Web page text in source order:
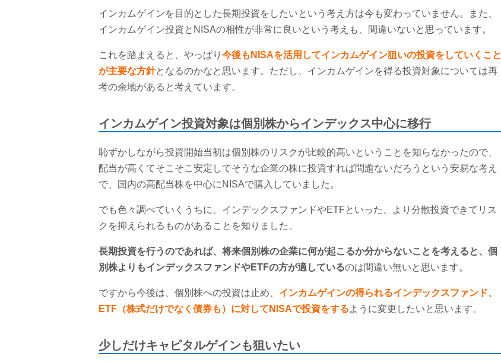
インカムゲインを目的とした長期投資をしたいという考え方は今も変わっていません。また、
インカムゲイン投資とNISAの相性が非常に良いという考えも、間違いないと思っています。
これを踏まえると、やっぱり 今後もNISAを活用してインカムゲイン狙いの投資をしていくこと
が主要な方針となるのかなと思います。ただし、インカムゲインを得る投資対象については再
考の余地があると考えています。
インカムゲイン投資対象は個別株からインデックス中心に移行
恥ずかしながら投資開始当初は個別株のリスクが比較的高いということを知らなかったので、
配当が高くてそこそこ安定してそうな企業の株に投資すれば問題ないだろうという安易な考え
で、国内の高配当株を中心にNISAで購入していました。
でも色々調べていくうちに、インデックスファンドやETFといった、より分散投資できてリス
クを抑えられるものがあることを知りました。
長期投資を行うのであれば、将来個別株の企業に何が起こるか分からないことを考えると、個
別株よりもインデックスファンドやETFの方が適しているのは間違い無いと思います。
ですから今後は、個別株への投資は止め、 インカムゲインの得られるインデックスファンド、
ETF（株式だけでなく債券も）に対してNISAで投資をするように変更したいと思います。
少しだけキャピタルゲインも狙いたい